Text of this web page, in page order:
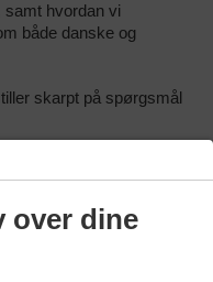
samt hvordan vi
både danske og
skarpt på spørgsmål
virksomheder,
og fastholde
over dine